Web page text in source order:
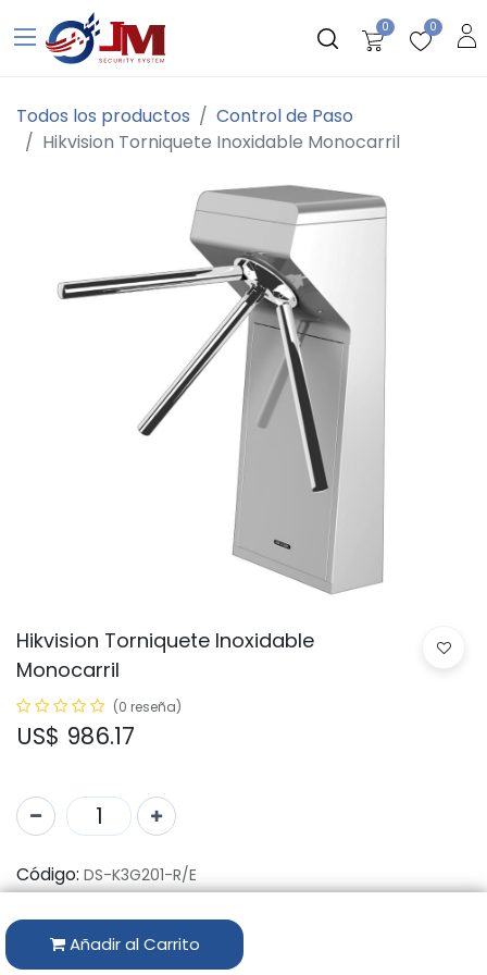
0 0
Todos los productos
Control de Paso
Hikvision Torniquete Inoxidable Monocarril
Hikvision Torniquete Inoxidable
Monocarril
(0 reseña)
US$ 986.17
Añadir al Carrito
Código: DS-K3G201-R/E
Marca:HIKVISION
Disponibilidad por Almacén